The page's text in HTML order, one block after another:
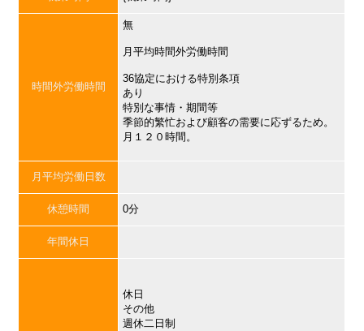
時間外労働時間
無
月平均時間外労働時間
36協定における特別条項
あり
特別な事情・期間等
季節的繁忙および顧客の需要に応ずるため。
月１２０時間。
月平均労働日数
休憩時間 0分
年間休日
休日
その他
週休二日制